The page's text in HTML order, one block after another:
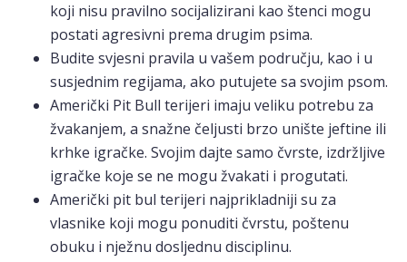
koji nisu pravilno socijalizirani kao štenci mogu
postati agresivni prema drugim psima.
Budite svjesni pravila u vašem području, kao i u
susjednim regijama, ako putujete sa svojim psom.
Američki Pit Bull terijeri imaju veliku potrebu za
žvakanjem, a snažne čeljusti brzo unište jeftine ili
krhke igračke. Svojim dajte samo čvrste, izdržljive
igračke koje se ne mogu žvakati i progutati.
Američki pit bul terijeri najprikladniji su za
vlasnike koji mogu ponuditi čvrstu, poštenu
obuku i nježnu dosljednu disciplinu.